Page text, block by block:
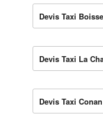
Devis Taxi
Devis Taxi La
Devis Taxi Conan